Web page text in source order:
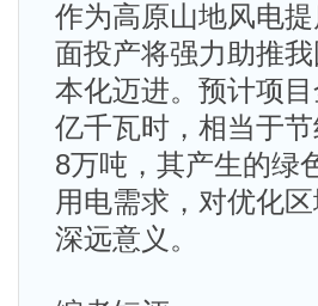
作为高原山地风电
面投产将强力助推
本化迈进。预计项
亿千瓦时，相当于
8万吨，其产生的绿
用电需求，对优化
深远意义。